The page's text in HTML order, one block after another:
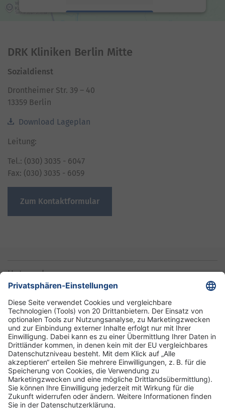
Platform
DRK Kliniken Berlin Mitte
Sozialdienst
Drontheimer Str. 39 – 40
13359 Berlin
Download Lageplan
Leitung:
Tel.: (030) 3035 - 6047
Fax: (030) 3035 - 6059
Zum Kontaktformular
Unternehmen
Informationen
Standorte
DRK-Schwesternschaft Berlin
Impressum